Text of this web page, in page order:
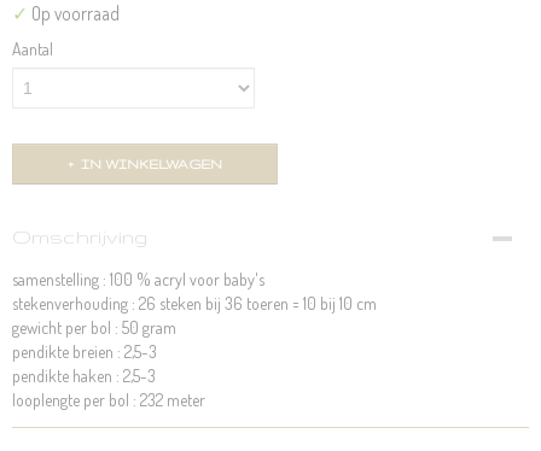
✓ Op voorraad
Aantal
IN WINKELWAGEN
Omschrijving
samenstelling : 100 % acryl voor baby's
stekenverhouding : 26 steken bij 36 toeren = 10 bij 10 cm
gewicht per bol : 50 gram
pendikte breien : 2,5-3
pendikte haken : 2,5-3
looplengte per bol : 232 meter